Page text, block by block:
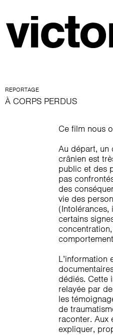
REPORTAGE
À CORPS PERDUS
Ce film nous
Au départ, un
crânien est
public et des
pas
des
vie des
(Intolérances,
certains
L’information
dédiés. Cette
relayée par
les
de
raconter. Aux
expliquer,